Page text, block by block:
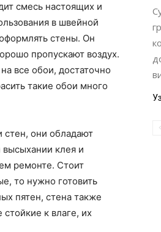
смесь настоящих и
в швейной
стены. Он
пропускают воздух.
все обои, достаточно
такие обои много
стен, они обладают
высыхании клея и
ремонте. Стоит
то нужно готовить
пятен, стена также
к влаге, их